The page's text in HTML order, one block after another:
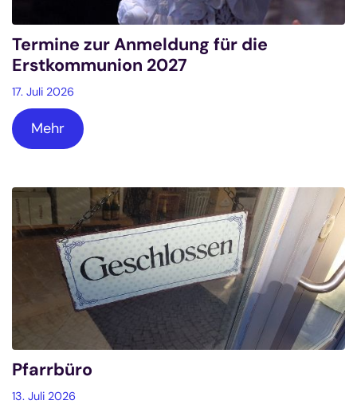
Termine zur Anmeldung für die
Erstkommunion 2027
17. Juli 2026
Mehr
Pfarrbüro
13. Juli 2026